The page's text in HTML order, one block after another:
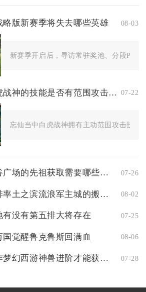
略版新赛季将失去哪些英雄 08-03
新赛季开启后，寻访常驻奖池、分段PK
忘仙白虎战神的技能是否有范围攻击效果 07-22
忘仙当中白虎战神拥有主动范围攻击技能
光遇霞谷广场的先祖获取需要哪些条件 07-26
如何安排率土之滨流浪军主城的搬迁计划 08-02
有没有第五排大将存在 07-25
国觉醒鲁克鲁斯回满血 08-06
如何操作梦幻西游神兽进阶才能获得最佳效果 07-28